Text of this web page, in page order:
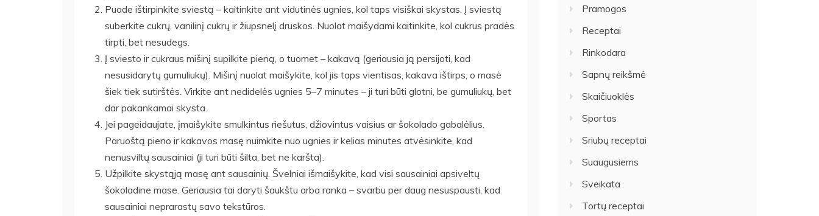
Puode ištirpinkite sviestą – kaitinkite ant vidutinės ugnies, kol taps visiškai skystas. Į sviestą
suberkite cukrų, vanilinį cukrų ir žiupsnelį druskos. Nuolat maišydami kaitinkite, kol cukrus pradės
tirpti, bet nesudegs.
Į sviesto ir cukraus mišinį supilkite pieną, o tuomet – kakavą (geriausia ją persijoti, kad
nesusidarytų gumuliukų). Mišinį nuolat maišykite, kol jis taps vientisas, kakava ištirps, o masė
šiek tiek sutirštės. Virkite ant nedidelės ugnies 5–7 minutes – ji turi būti glotni, be gumuliukų, bet
dar pakankamai skysta.
Jei pageidaujate, įmaišykite smulkintus riešutus, džiovintus vaisius ar šokolado gabalėlius.
Paruoštą pieno ir kakavos masę nuimkite nuo ugnies ir kelias minutes atvėsinkite, kad
nenusviltų sausainiai (ji turi būti šilta, bet ne karšta).
Užpilkite skystąją masę ant sausainių. Švelniai išmaišykite, kad visi sausainiai apsiveltų
šokoladine mase. Geriausia tai daryti šaukštu arba ranka – svarbu per daug nesuspausti, kad
sausainiai neprarastų savo tekstūros.
Pramogos
Receptai
Rinkodara
Sapnų reikšmė
Skaičiuoklės
Sportas
Sriubų receptai
Suaugusiems
Sveikata
Tortų receptai